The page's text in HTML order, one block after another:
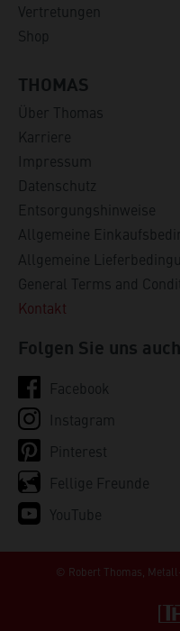
Vertretungen
Shop
THOMAS
Über Thomas
Karriere
Impressum
Datenschutz
Entsorgungshinweise
Allgemeine
Allgemeine
General Terms and
Kontakt
Folgen Sie uns
Facebook
Instagram
Pinterest
Fellige Freunde
YouTube
© Robert Thomas,